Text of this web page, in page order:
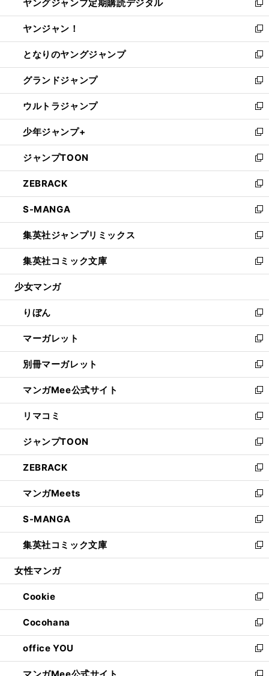
く
で
開
く
ド
ウ
で
開
く
い
ウ
ィ
ン
ド
ウ
で
開
く
ヤングジャンプ定期購読デジタル
新
し
い
ウ
ィ
ン
ド
ウ
で
開
く
ヤンジャン！
新
し
い
ウ
ィ
ン
ド
ウ
で
開
く
となりのヤングジャンプ
新
し
い
ウ
ィ
ン
ド
ウ
で
開
く
グランドジャンプ
新
し
い
ウ
ィ
ン
ド
ウ
で
開
く
ウルトラジャンプ
新
し
い
ウ
ィ
ン
ド
ウ
で
開
く
少年ジャンプ+
新
し
い
ウ
ィ
ン
ド
ウ
で
開
く
ジャンプTOON
新
し
い
ウ
ィ
ン
ド
ウ
で
開
ZEBRACK
新
し
い
ウ
ィ
ン
ド
ウ
開
く
S-MANGA
新
し
い
ウ
ィ
ン
ウ
で
開
く
集英社ジャンプリミックス
新
し
い
ウ
ン
ド
ウ
で
開
く
集英社コミック文庫
新
し
ウ
ィ
ン
ド
ウ
で
開
く
少女マンガ
りぼん
新
し
い
ウ
ィ
ン
ド
ウ
で
開
く
マーガレット
新
し
い
ウ
ィ
ン
ド
ウ
で
開
く
別冊マーガレット
新
し
い
ウ
ィ
ン
ド
ウ
で
開
く
マンガMee公式サイト
新
し
い
ウ
ィ
ン
ド
ウ
で
開
く
リマコミ
新
し
い
ウ
ィ
ン
ド
ウ
で
開
く
ジャンプTOON
新
し
い
ウ
ィ
ン
ド
ウ
で
開
ZEBRACK
新
し
い
ウ
ィ
ン
ド
ウ
開
く
マンガMeets
新
し
い
ウ
ィ
ン
ウ
で
開
く
S-MANGA
新
し
い
ウ
ン
ド
ウ
で
開
く
集英社コミック文庫
新
し
ウ
ィ
ン
ド
ウ
で
開
く
女性マンガ
Cookie
新
し
い
ウ
ィ
ン
Cocohana
新
し
い
ウ
office YOU
新
し